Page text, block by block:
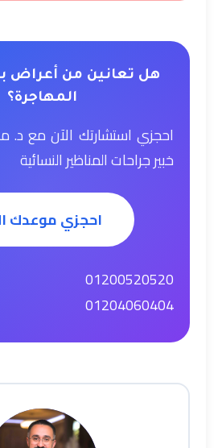
هل تعانين من أعراض
المهاجرة؟
احجزي استشارتك الآن مع
خبير جراحات المناظير النسائية
احجزي موعدك
01200520520
01204060404